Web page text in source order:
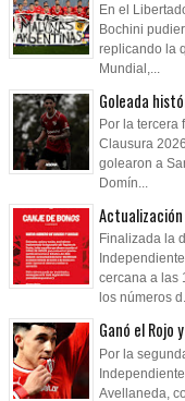
En el
Bochini
replicando la
Mundial,...
Goleada
Por la tercera
Clausura
golearon a
Domín...
Finalizada la
cercana a las
los números
Ganó el Rojo
Por la
Avellaneda,